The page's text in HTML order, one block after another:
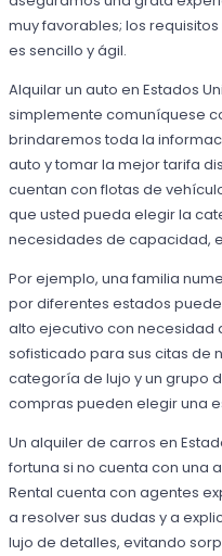
muy favorables; los
es sencillo y ágil.
Alquilar un auto en Estados
simplemente comuníquese
brindaremos toda la
auto y tomar la mejor tarifa
cuentan con flotas de
que usted pueda elegir la
necesidades de capacidad,
Por ejemplo, una familia
por diferentes estados
alto ejecutivo con necesidad
sofisticado para sus citas de
categoría de lujo y un grupo
compras pueden elegir una
Un alquiler de carros en
fortuna si no cuenta con una
Rental cuenta con agentes
a resolver sus dudas y a
lujo de detalles, evitando